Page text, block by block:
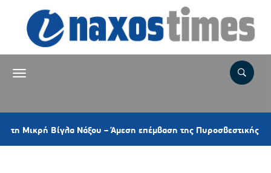
Βίγλα Νάξου – Άμεση επέμβαση της Πυροσβεστικής και